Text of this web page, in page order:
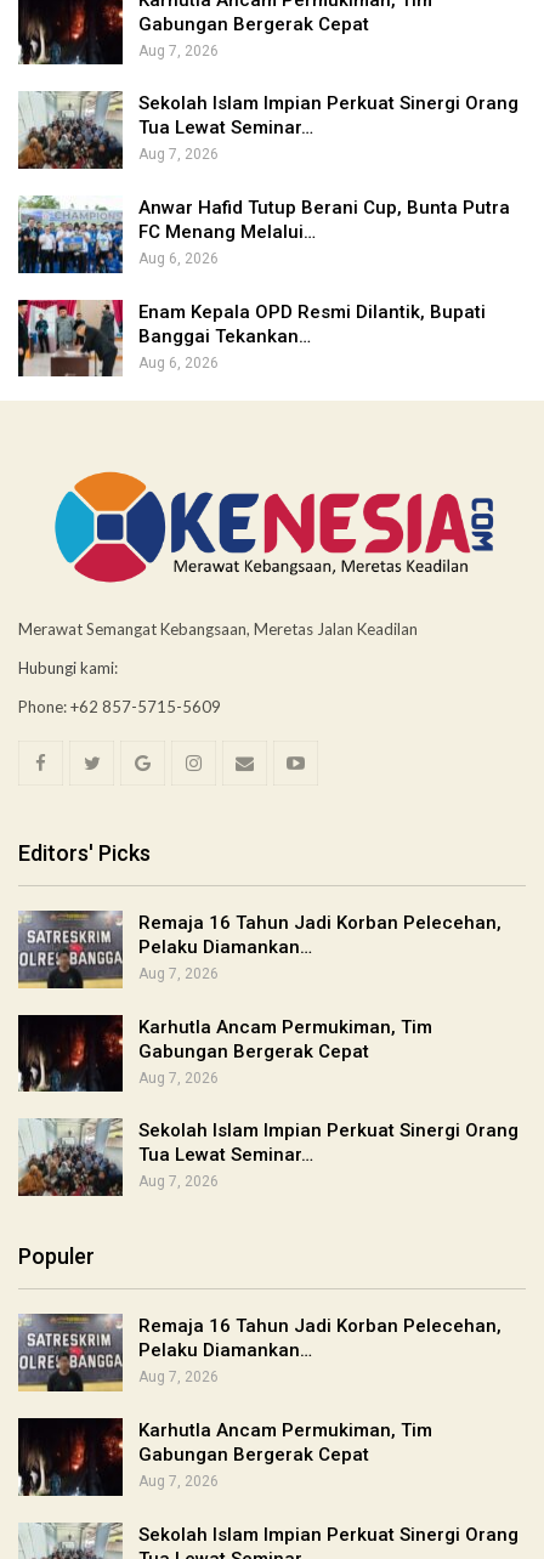
Gabungan Bergerak Cepat
Aug 7, 2026
Sekolah Islam Impian Perkuat Sinergi Orang
Tua Lewat Seminar…
Aug 7, 2026
Anwar Hafid Tutup Berani Cup, Bunta Putra
FC Menang Melalui…
Aug 6, 2026
Enam Kepala OPD Resmi Dilantik, Bupati
Banggai Tekankan…
Aug 6, 2026
Merawat Semangat Kebangsaan, Meretas Jalan Keadilan
Hubungi kami:
Phone: +62 857-5715-5609
Editors' Picks
Remaja 16 Tahun Jadi Korban Pelecehan,
Pelaku Diamankan…
Aug 7, 2026
Karhutla Ancam Permukiman, Tim
Gabungan Bergerak Cepat
Aug 7, 2026
Sekolah Islam Impian Perkuat Sinergi Orang
Tua Lewat Seminar…
Aug 7, 2026
Populer
Remaja 16 Tahun Jadi Korban Pelecehan,
Pelaku Diamankan…
Aug 7, 2026
Karhutla Ancam Permukiman, Tim
Gabungan Bergerak Cepat
Aug 7, 2026
Sekolah Islam Impian Perkuat Sinergi Orang